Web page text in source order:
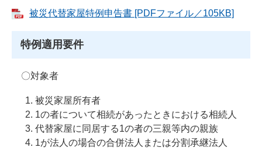
被災代替家屋特例申告書 [PDFファイル／105KB]
特例適用要件
〇対象者
被災家屋所有者
1の者について相続があったときにおける相続人
代替家屋に同居する1の者の三親等内の親族
1が法人の場合の合併法人または分割承継法人